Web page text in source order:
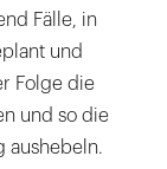
Fälle, in
und
Folge die
und so die
aushebeln.